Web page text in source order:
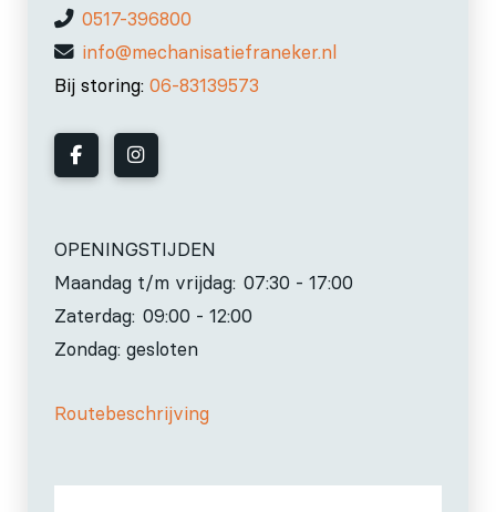
0517-396800
info@mechanisatiefraneker.nl
Bij storing: 06-83139573
OPENINGSTIJDEN
Maandag t/m vrijdag: 07:30 - 17:00
Zaterdag: 09:00 - 12:00
Zondag: gesloten
Routebeschrijving